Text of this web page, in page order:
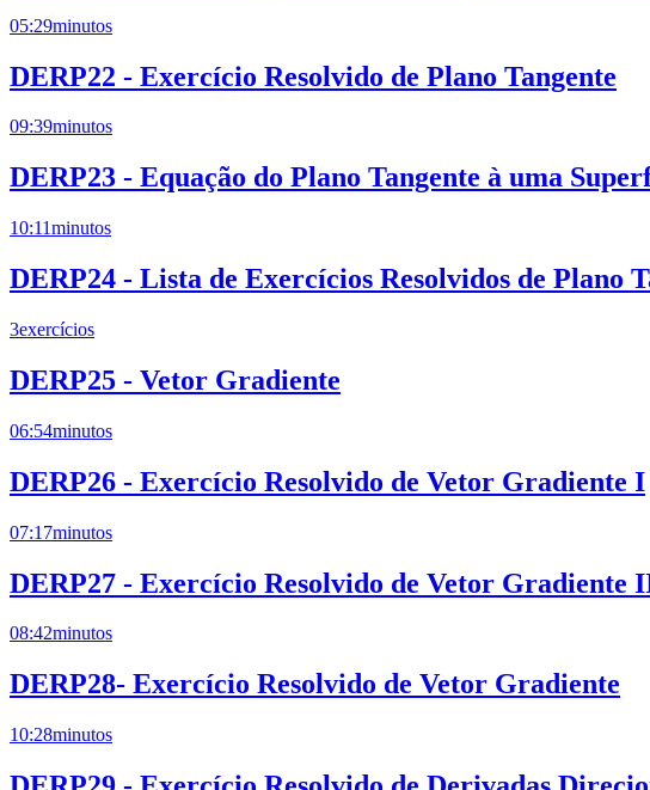
05:29minutos
DERP22 - Exercício Resolvido de Plano Tangente
09:39minutos
DERP23 - Equação do Plano Tangente à uma
10:11minutos
DERP24 - Lista de Exercícios Resolvidos de Plano
3exercícios
DERP25 - Vetor Gradiente
06:54minutos
DERP26 - Exercício Resolvido de Vetor Gradiente I
07:17minutos
DERP27 - Exercício Resolvido de Vetor Gradiente
08:42minutos
DERP28- Exercício Resolvido de Vetor Gradiente
10:28minutos